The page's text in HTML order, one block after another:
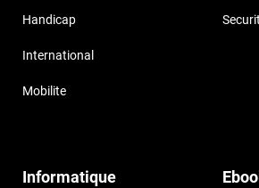
Handicap
International
Mobilite
Informatique